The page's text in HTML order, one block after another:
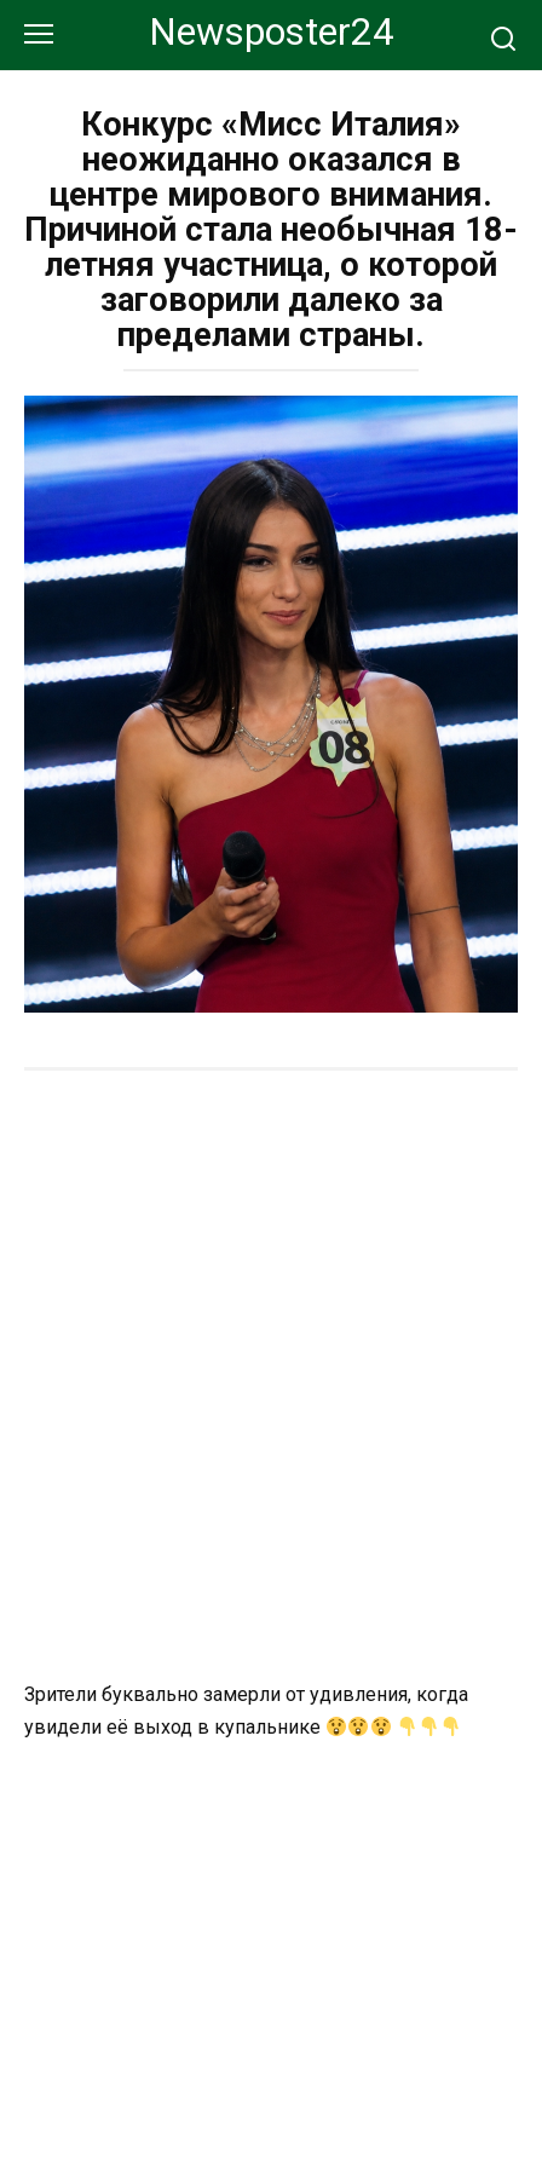
контенту
Newsposter24
Конкурс «Мисс Италия»
неожиданно оказался в
центре мирового внимания.
Причиной стала необычная 18-
летняя участница, о которой
заговорили далеко за
пределами страны.
Зрители буквально замерли от удивления, когда
увидели её выход в купальнике